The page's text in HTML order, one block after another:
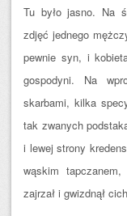
Tu było jasno. Na
zdjęć jednego
pewnie syn, i
gospodyni. Na
skarbami, kilka
tak zwanych
i lewej strony
wąskim
zajrzał i gwizdnął